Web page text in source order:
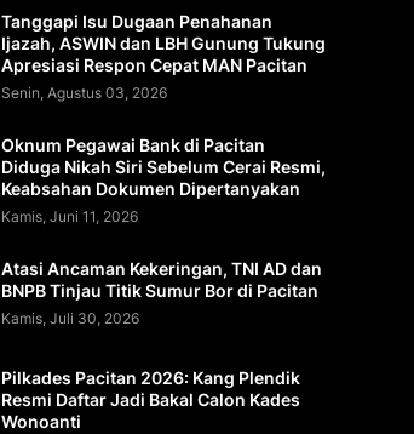
Tanggapi Isu Dugaan Penahanan
Ijazah, ASWIN dan LBH Gunung Tukung
Apresiasi Respon Cepat MAN Pacitan
Senin, Agustus 03, 2026
Oknum Pegawai Bank di Pacitan
Diduga Nikah Siri Sebelum Cerai Resmi,
Keabsahan Dokumen Dipertanyakan
Kamis, Juni 11, 2026
Atasi Ancaman Kekeringan, TNI AD dan
BNPB Tinjau Titik Sumur Bor di Pacitan
Kamis, Juli 30, 2026
Pilkades Pacitan 2026: Kang Plendik
Resmi Daftar Jadi Bakal Calon Kades
Wonoanti